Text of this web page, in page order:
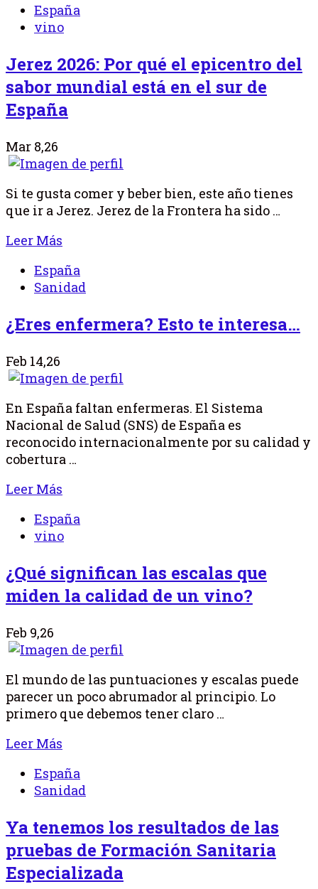
España
vino
Jerez 2026: Por qué el epicentro del
sabor mundial está en el sur de
España
Mar 8,26
Si te gusta comer y beber bien, este año tienes
que ir a Jerez. Jerez de la Frontera ha sido …
Leer Más
España
Sanidad
¿Eres enfermera? Esto te interesa…
Feb 14,26
En España faltan enfermeras. El Sistema
Nacional de Salud (SNS) de España es
reconocido internacionalmente por su calidad y
cobertura …
Leer Más
España
vino
¿Qué significan las escalas que
miden la calidad de un vino?
Feb 9,26
El mundo de las puntuaciones y escalas puede
parecer un poco abrumador al principio. Lo
primero que debemos tener claro …
Leer Más
España
Sanidad
Ya tenemos los resultados de las
pruebas de Formación Sanitaria
Especializada